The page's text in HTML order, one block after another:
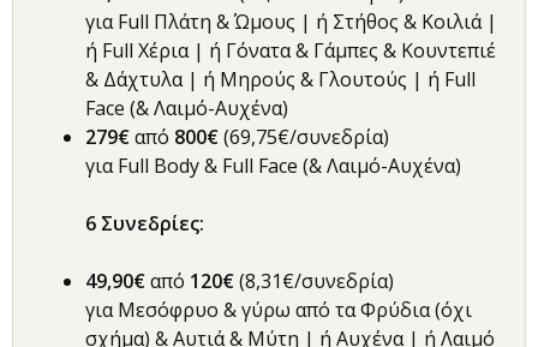
για Full Πλάτη & Ώμους | ή Στήθος & Κοιλιά |
ή Full Χέρια | ή Γόνατα & Γάμπες & Κουντεπιέ
& Δάχτυλα | ή Μηρούς & Γλουτούς | ή Full
Face (& Λαιμό-Αυχένα)
279€από 800€(69,75€/συνεδρία)
για Full Body & Full Face (& Λαιμό-Αυχένα)
6 Συνεδρίες:
49,90€από 120€(8,31€/συνεδρία)
για Μεσόφρυο & γύρω από τα Φρύδια (όχι
σχήμα) & Αυτιά & Μύτη | ή Αυχένα | ή Λαιμό